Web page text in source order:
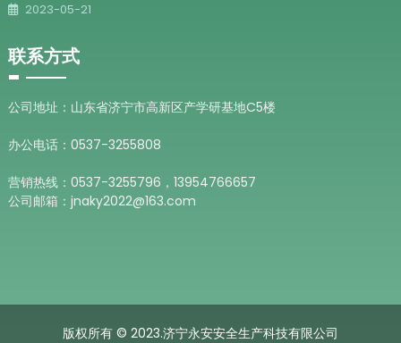
2023-05-21
联系方式
公司地址：山东省济宁市高新区产学研基地C5楼
办公电话：0537-3255808
营销热线：0537-3255796，13954766657
公司邮箱：jnaky2022@163.com
版权所有 © 2023.济宁永安安全生产科技有限公司